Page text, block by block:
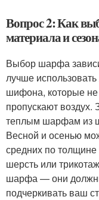
Вопрос 2: Как
материала и
Выбор шарфа
лучше
шифона, которые
пропускают воздух.
теплым шарфам из
Весной и осенью
средних по толщине
шерсть или
шарфа — они
подчеркивать ваш